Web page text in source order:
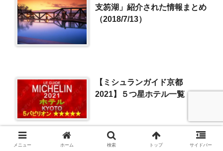
支笏湖」紹介された情報まとめ
（2018/7/13）
【ミシュランガイド京都
2021】５つ星ホテル一覧
メニュー ホーム 検索 トップ サイドバー